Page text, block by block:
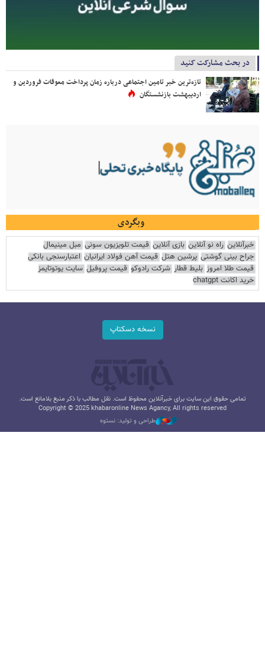
در بحث مشارکت کنید
تازه‌ترین خبر تامین اجتماعی درباره زمان پرداخت معوقات فروردین و
اردیبهشت بازنشستگان
وبگردی
خبرآنلاین راه نو آنلاین بازی آنلاین قیمت تلویزیون سونی مبل مینیمال
جراح بینی گوشتی پرشین هتل قیمت آهن فولاد ایرانیان اعتبارسنجی بانکی
قیمت طلا امروز بلیط قطار شرکت رادوکو قیمت پروفیل سایت یوتوتایمز
خرید اکانت chatgpt
نسخه دسکتاپ
تمامی حقوق این سایت برای خبرآنلاین محفوظ است. نقل مطالب با ذکر منبع بلامانع است.
Copyright © 2025 khabaronline News Agancy, All rights reserved
طراحی و تولید: نستوه